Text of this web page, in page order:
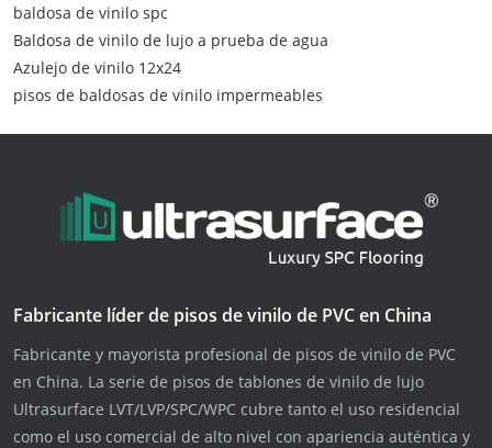
baldosa de vinilo spc
Baldosa de vinilo de lujo a prueba de agua
Azulejo de vinilo 12x24
pisos de baldosas de vinilo impermeables
Fabricante líder de pisos de vinilo de PVC en China
Fabricante y mayorista profesional de pisos de vinilo de PVC
en China. La serie de pisos de tablones de vinilo de lujo
Ultrasurface LVT/LVP/SPC/WPC cubre tanto el uso residencial
como el uso comercial de alto nivel con apariencia auténtica y